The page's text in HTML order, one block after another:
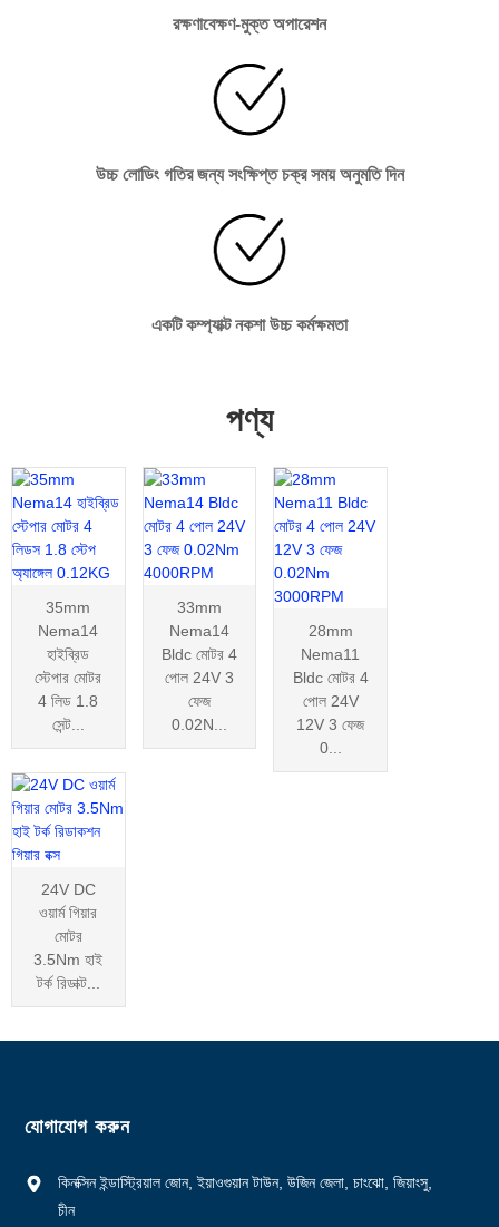
রক্ষণাবেক্ষণ-মুক্ত অপারেশন
উচ্চ লোডিং গতির জন্য সংক্ষিপ্ত চক্র সময় অনুমতি দিন
একটি কম্প্যাক্ট নকশা উচ্চ কর্মক্ষমতা
পণ্য
35mm
Nema14
হাইব্রিড
স্টেপার মোটর
4 লিড 1.8
সেন্ট...
33mm
Nema14
Bldc মোটর 4
পোল 24V 3
ফেজ
0.02N...
28mm
Nema11
Bldc মোটর 4
পোল 24V
12V 3 ফেজ
0...
24V DC
ওয়ার্ম গিয়ার
মোটর
3.5Nm হাই
টর্ক রিডাক্ট...
যোগাযোগ করুন
কিনক্সিন ইন্ডাস্ট্রিয়াল জোন, ইয়াওগুয়ান টাউন, উজিন জেলা, চাংঝো, জিয়াংসু,
চীন